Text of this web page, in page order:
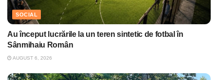
SOCIAL
Au început lucrările la un teren sintetic de fotbal în
Sânmihaiu Român
AUGUST 6, 2026